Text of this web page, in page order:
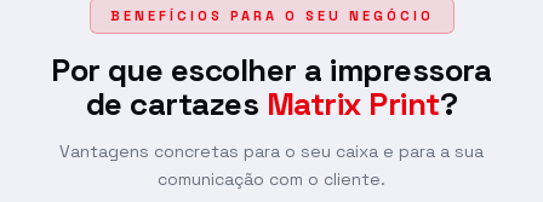
BENEFÍCIOS PARA O SEU NEGÓCIO
Por que escolher a impressora
de cartazes Matrix Print?
Vantagens concretas para o seu caixa e para a sua
comunicação com o cliente.